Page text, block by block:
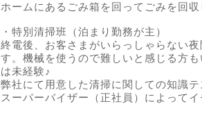
ホームにあるごみ箱を回ってごみを回
・特別清掃班（泊まり勤務が主）
終電後、お客さまがいらっしゃらない
す。機械を使うので難しいと感じる方
は未経験♪
弊社にて用意した清掃に関しての知識
スーパーバイザー（正社員）によってイ